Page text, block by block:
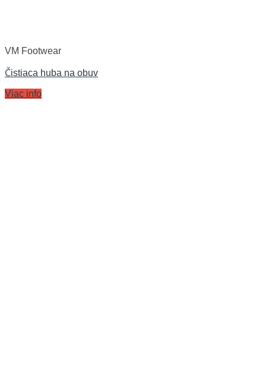
VM Footwear
Čistiaca huba na obuv
Viac info